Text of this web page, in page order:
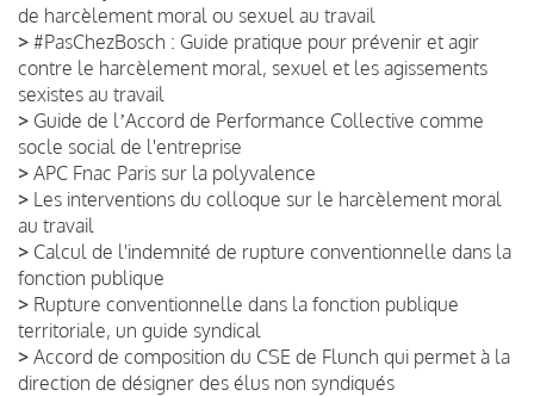
de harcèlement moral ou sexuel au travail
> #PasChezBosch : Guide pratique pour prévenir et agir
contre le harcèlement moral, sexuel et les agissements
sexistes au travail
> Guide de lʼAccord de Performance Collective comme
socle social de l'entreprise
> APC Fnac Paris sur la polyvalence
> Les interventions du colloque sur le harcèlement moral
au travail
> Calcul de l'indemnité de rupture conventionnelle dans la
fonction publique
> Rupture conventionnelle dans la fonction publique
territoriale, un guide syndical
> Accord de composition du CSE de Flunch qui permet à la
direction de désigner des élus non syndiqués